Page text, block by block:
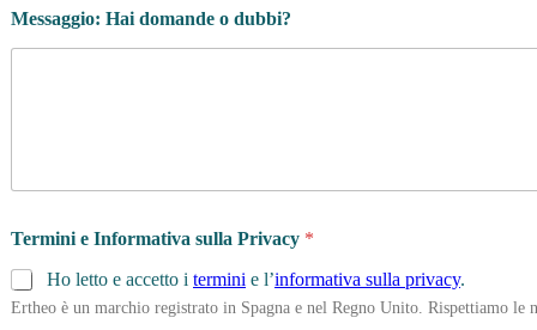
r
i
o
r
t
i
e
Messaggio: Hai domande o dubbi?
Termini e Informativa sulla Privacy *
Ho letto e accetto i termini e l’informativa sulla privacy.
Ertheo è un marchio registrato in Spagna e nel Regno Unito. Rispettiamo